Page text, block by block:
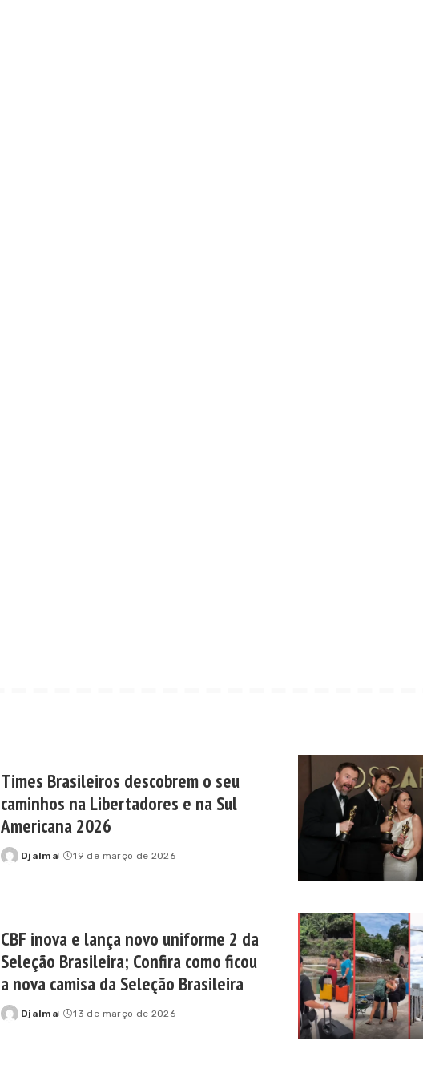
Times Brasileiros descobrem o seu
caminhos na Libertadores e na Sul
Americana 2026
Posted
Djalma 19 de março de 2026
CBF inova e lança novo uniforme 2 da
Seleção Brasileira; Confira como ficou
a nova camisa da Seleção Brasileira
Posted
Djalma 13 de março de 2026